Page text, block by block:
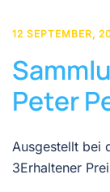
12 SEPTEMBER,
Peter
Ausgestellt bei
3Erhaltener